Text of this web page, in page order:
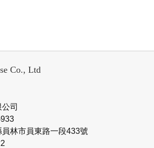
Co., Ltd
司
林市員東路一段433號